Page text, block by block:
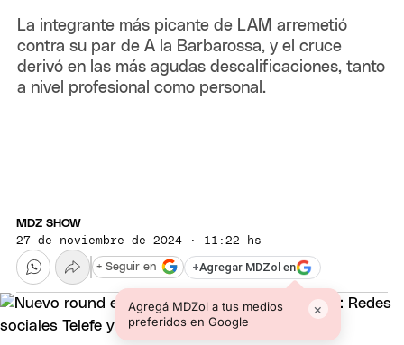
La integrante más picante de LAM arremetió
contra su par de A la Barbarossa, y el cruce
derivó en las más agudas descalificaciones, tanto
a nivel profesional como personal.
MDZ SHOW
27 de noviembre de 2024 · 11:22 hs
+Agregar MDZol en
Agregá MDZol a tus medios
preferidos en Google
×
+ Seguir en